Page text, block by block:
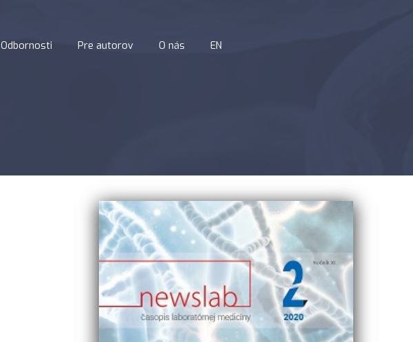
Odbornosti Pre autorov O nás EN